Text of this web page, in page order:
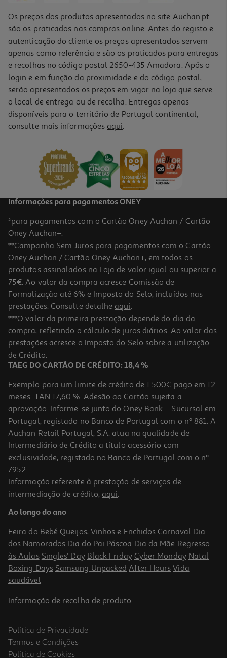
Caneta Fungex Fungos Unhas 4ml
23,74 €
Pincel Fungex Fungos Unhas 5ml
4750 €/Lt
23,75 €
Cuidado Emtrix Unhas Solução 10ml
2319 €/Lt
23,19 €
Os preços dos produtos apresentados no site Auchan.pt
são os praticados nas compras online. Antes do registo e
autenticação do cliente os preços apresentados servem
apenas como referência e são os praticados para entregas
e recolhas no código postal 2650-435 Amadora. Após o
login e em função da proximidade e do código postal,
serão apresentados os preços em vigor na loja que serve
o local de entrega ou de recolha. Entregas apenas
disponíveis para o território de Portugal continental,
consulte mais informações aqui.
Informações para pagamentos ONEY
*para pagamentos com o Cartão Oney Auchan / Cartão
Oney Auchan+.
**Campanha Sem Juros para pagamentos com o Cartão
Oney Auchan / Cartão Oney Auchan+, em todos os
produtos assinalados na Loja de valor igual ou superior a
75€. Ao valor da compra acresce Comissão de
Formalização até 6% e Imposto do Selo, incluídos nas
prestações. Consulte detalhe aqui.
***O valor da primeira prestação depende do dia da
compra, refletindo o cálculo de juros diários. Ao valor das
prestações acresce o Imposto do Selo sobre a utilização
de Crédito.
TAEG DO CARTÃO DE CRÉDITO: 18,4 %
Exemplo para um limite de crédito de 1.500€ pago em 12
meses. TAN 17,60 %. Adesão ao Cartão sujeita a
aprovação. Informe-se junto do Oney Bank – Sucursal em
Portugal, registado no Banco de Portugal com o nº 881. A
Auchan Retail Portugal, S.A. atua na qualidade de
Intermediário de Crédito a título acessório com
exclusividade, registado no Banco de Portugal com o nº
7952.
Informação referente à prestação de serviços de
intermediação de crédito, aqui.
Ao longo do ano
Feira do Bebé Queijos, Vinhos e Enchidos Carnaval Dia
dos Namorados Dia do Pai Páscoa Dia da Mãe Regresso
às Aulas Singles' Day Black Friday Cyber Monday Natal
Boxing Days Samsung Unpacked After Hours Vida
saudável
Informação de recolha de produto.
Política de Privacidade
Termos e Condições
Política de Cookies